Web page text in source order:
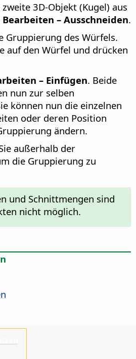
3D-Objekt (Kugel) aus
Bearbeiten – Ausschneiden.
Gruppierung des Würfels.
auf den Würfel und drücken
– Einfügen. Beide
nun zur selben
können nun die einzelnen
oder deren Position
ändern.
außerhalb der
die Gruppierung zu
und Schnittmengen sind
nicht möglich.